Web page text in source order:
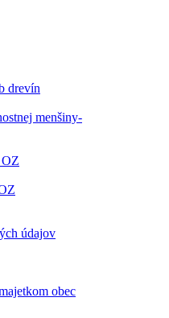
drevín
menšiny-
OZ
údajov
obec